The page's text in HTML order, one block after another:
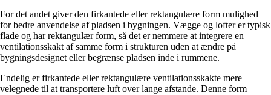
For det andet giver den firkantede eller rektangulære form mulighed
for bedre anvendelse af pladsen i bygningen. Vægge og lofter er typisk
flade og har rektangulær form, så det er nemmere at integrere en
ventilationsskakt af samme form i strukturen uden at ændre på
bygningsdesignet eller begrænse pladsen inde i rummene.
Endelig er firkantede eller rektangulære ventilationsskakte mere
velegnede til at transportere luft over lange afstande. Denne form